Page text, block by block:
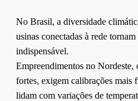
No Brasil, a diversidade
usinas conectadas à rede
indispensável.
Empreendimentos no Nordeste,
fortes, exigem calibrações mais
lidam com variações de